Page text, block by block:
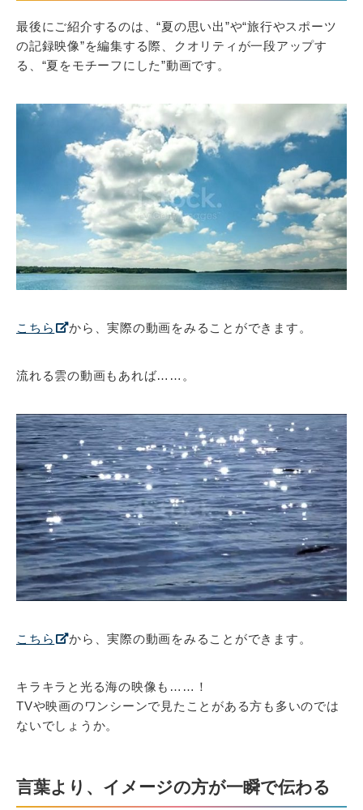
最後にご紹介するのは、“夏の思い出”や“旅行やスポーツ
の記録映像”を編集する際、クオリティが一段アップす
る、“夏をモチーフにした”動画です。
こちら から、実際の動画をみることができます。
流れる雲の動画もあれば……。
こちら から、実際の動画をみることができます。
キラキラと光る海の映像も……！
TVや映画のワンシーンで見たことがある方も多いのでは
ないでしょうか。
言葉より、イメージの方が一瞬で伝わる